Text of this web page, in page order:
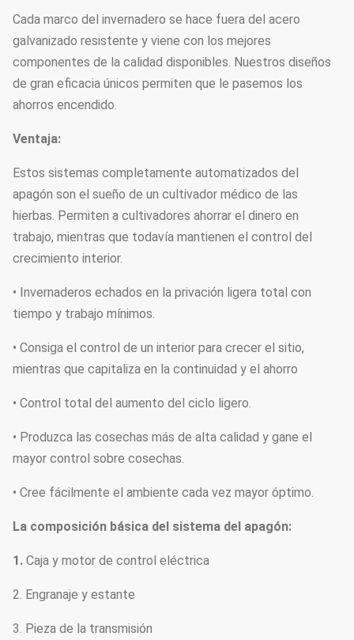
Cada marco del invernadero se hace fuera del acero
galvanizado resistente y viene con los mejores
componentes de la calidad disponibles. Nuestros diseños
de gran eficacia únicos permiten que le pasemos los
ahorros encendido.
Ventaja:
Estos sistemas completamente automatizados del
apagón son el sueño de un cultivador médico de las
hierbas. Permiten a cultivadores ahorrar el dinero en
trabajo, mientras que todavía mantienen el control del
crecimiento interior.
• Invernaderos echados en la privación ligera total con
tiempo y trabajo mínimos.
• Consiga el control de un interior para crecer el sitio,
mientras que capitaliza en la continuidad y el ahorro
• Control total del aumento del ciclo ligero.
• Produzca las cosechas más de alta calidad y gane el
mayor control sobre cosechas.
• Cree fácilmente el ambiente cada vez mayor óptimo.
La composición básica del sistema del apagón:
1. Caja y motor de control eléctrica
2. Engranaje y estante
3. Pieza de la transmisión